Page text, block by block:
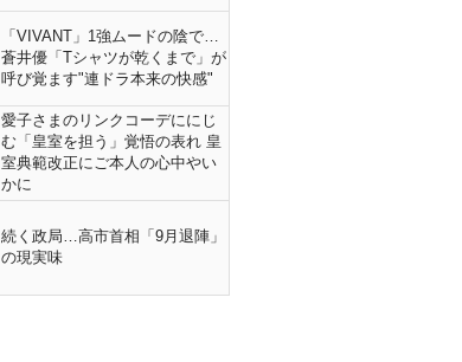
「VIVANT」1強ムードの陰で…
蒼井優「Tシャツが乾くまで」が
呼び覚ます"連ドラ本来の快感"
愛子さまのリンクコーデににじ
む「皇室を担う」覚悟の表れ 皇
室典範改正にご本人の心中やい
かに
続く政局…高市首相「9月退陣」
の現実味